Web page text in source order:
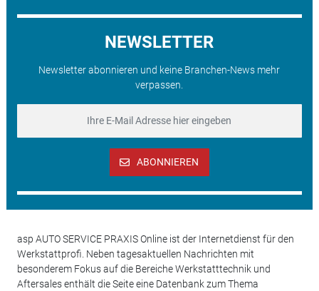
NEWSLETTER
Newsletter abonnieren und keine Branchen-News mehr
verpassen.
ABONNIEREN
asp AUTO SERVICE PRAXIS Online ist der Internetdienst für den
Werkstattprofi. Neben tagesaktuellen Nachrichten mit
besonderem Fokus auf die Bereiche Werkstatttechnik und
Aftersales enthält die Seite eine Datenbank zum Thema